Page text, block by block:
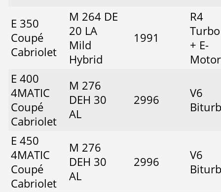
E 350
Coupé
Cabriolet
M 264 DE
20 LA
Mild
Hybrid
1991
R4
Turbo
+ E-
Motor
E 400
4MATIC
Coupé
Cabriolet
M 276
DEH 30
AL
2996
V6
E 450
4MATIC
Coupé
Cabriolet
M 276
DEH 30
AL
2996
V6